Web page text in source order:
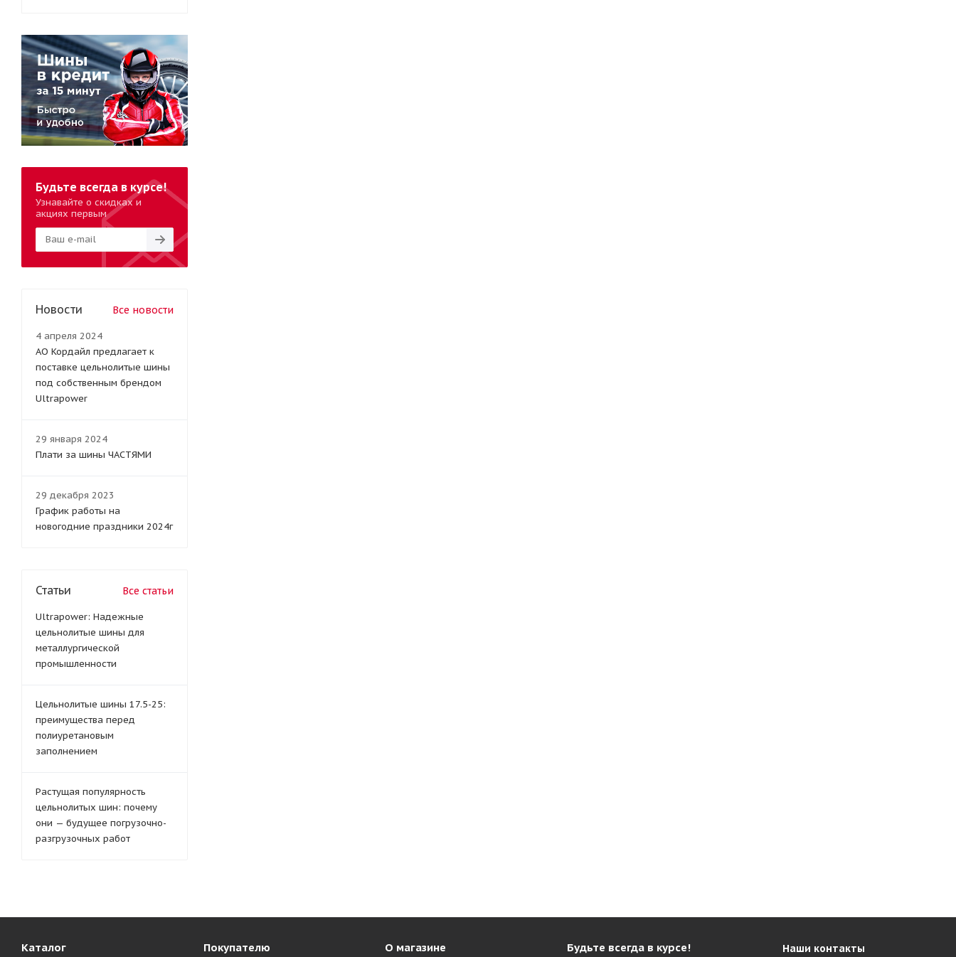
Будьте всегда в курсе!
Узнавайте о скидках и
акциях первым
Новости Все новости
4 апреля 2024
АО Кордайл предлагает к
поставке цельнолитые шины
под собственным брендом
Ultrapower
29 января 2024
Плати за шины ЧАСТЯМИ
29 декабря 2023
График работы на
новогодние праздники 2024г
Статьи Все статьи
Ultrapower: Надежные
цельнолитые шины для
металлургической
промышленности
Цельнолитые шины 17.5-25:
преимущества перед
полиуретановым
заполнением
Растущая популярность
цельнолитых шин: почему
они — будущее погрузочно-
разгрузочных работ
Каталог Покупателю О магазине Будьте всегда в курсе! Наши контакты